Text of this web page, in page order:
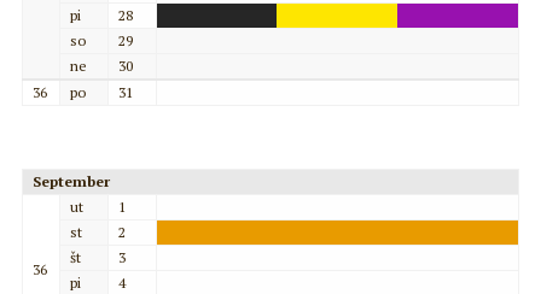
pi
28
so
29
ne
30
36
po 31
September
36
ut
1
st
2
št
3
pi
4